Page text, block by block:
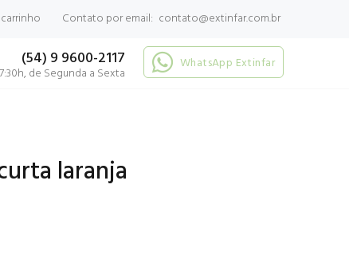
Contato por email: contato@extinfar.com.br
(54) 9 9600-2117
de Segunda a Sexta
WhatsApp Extinfar
laranja